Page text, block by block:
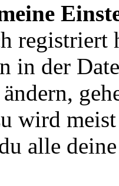
registriert
in der
wird
alle